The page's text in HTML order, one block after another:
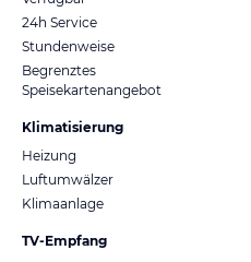
24h Service
Stundenweise
Begrenztes
Speisekartenangebot
Klimatisierung
Heizung
Luftumwälzer
Klimaanlage
TV-Empfang